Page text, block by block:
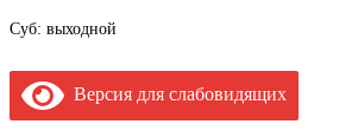
Суб: выходной
Версия для слабовидящих